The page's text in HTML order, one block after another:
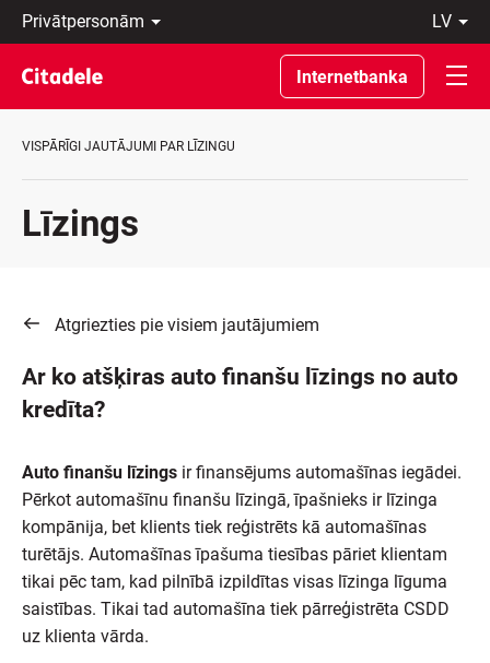
Privātpersonām
Uzņēmumiem
Private
Banking
Par
C
lv
Latviski
По-
русски
In
Internetbanka
VISPĀRĪGI JAUTĀJUMI PAR LĪZINGU
Līzings
Atgriezties pie visiem jautājumiem
Ar ko atšķiras auto finanšu līzings no auto
kredīta?
Auto finanšu līzings ir finansējums automašīnas iegādei.
Pērkot automašīnu finanšu līzingā, īpašnieks ir līzinga
kompānija, bet klients tiek reģistrēts kā automašīnas
turētājs. Automašīnas īpašuma tiesības pāriet klientam
tikai pēc tam, kad pilnībā izpildītas visas līzinga līguma
saistības. Tikai tad automašīna tiek pārreģistrēta CSDD
uz klienta vārda.